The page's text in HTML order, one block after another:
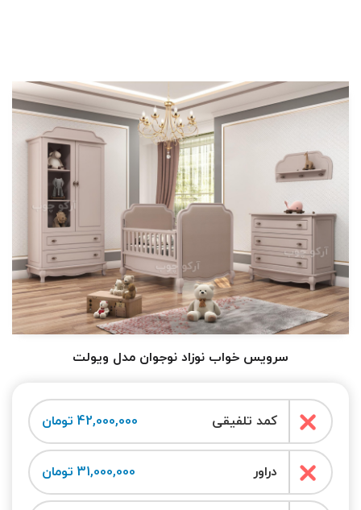
سرویس خواب نوزاد نوجوان مدل ویولت
کمد تلفیقی 42,000,000 تومان
دراور 31,000,000 تومان